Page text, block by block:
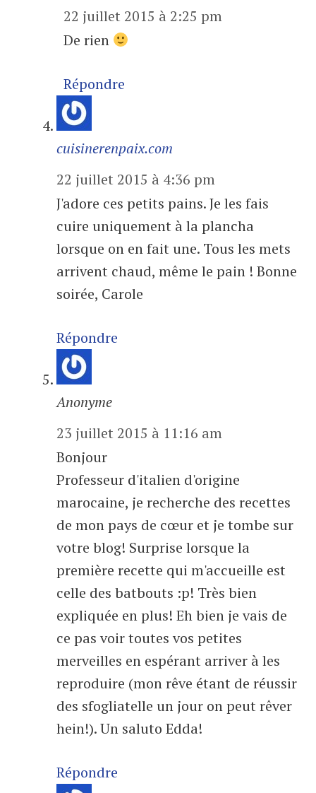
22 juillet 2015 à 2:25 pm
De rien
Répondre
cuisinerenpaix.com
22 juillet 2015 à 4:36 pm
J'adore ces petits pains. Je les fais
cuire uniquement à la plancha
lorsque on en fait une. Tous les mets
arrivent chaud, même le pain ! Bonne
soirée, Carole
Répondre
Anonyme
23 juillet 2015 à 11:16 am
Bonjour
Professeur d'italien d'origine
marocaine, je recherche des recettes
de mon pays de cœur et je tombe sur
votre blog! Surprise lorsque la
première recette qui m'accueille est
celle des batbouts :p! Très bien
expliquée en plus! Eh bien je vais de
ce pas voir toutes vos petites
merveilles en espérant arriver à les
reproduire (mon rêve étant de réussir
des sfogliatelle un jour on peut rêver
hein!). Un saluto Edda!
Répondre